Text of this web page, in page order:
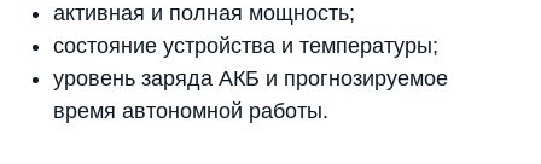
активная и полная мощность;
состояние устройства и температуры;
уровень заряда АКБ и прогнозируемое
время автономной работы.